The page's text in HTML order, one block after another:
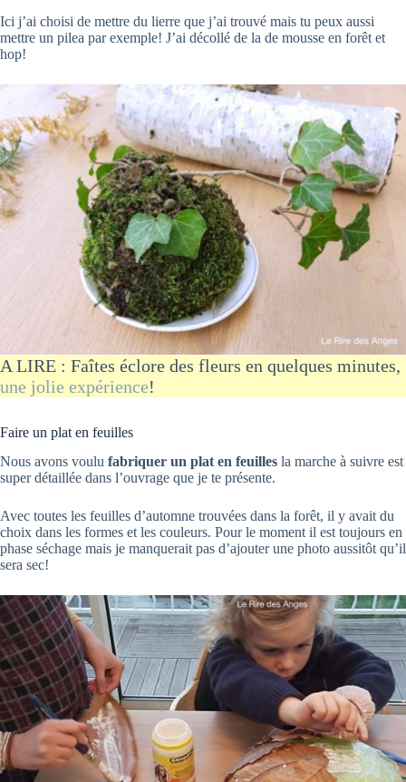
Ici j’ai choisi de mettre du lierre que j’ai trouvé mais tu peux aussi
mettre un pilea par exemple! J’ai décollé de la de mousse en forêt et
hop!
A LIRE : Faîtes éclore des fleurs en quelques minutes,
une jolie expérience!
Faire un plat en feuilles
Nous avons voulu fabriquer un plat en feuilles la marche à suivre est
super détaillée dans l’ouvrage que je te présente.
Avec toutes les feuilles d’automne trouvées dans la forêt, il y avait du
choix dans les formes et les couleurs. Pour le moment il est toujours en
phase séchage mais je manquerait pas d’ajouter une photo aussitôt qu’il
sera sec!